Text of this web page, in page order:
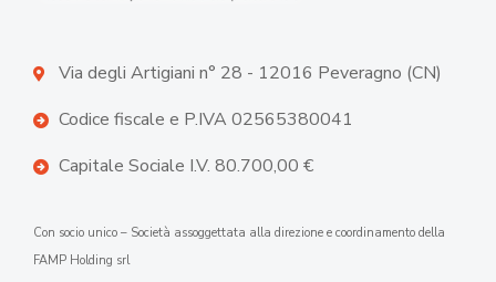
Via degli Artigiani n° 28 - 12016 Peveragno (CN)
Codice fiscale e P.IVA 02565380041
Capitale Sociale I.V. 80.700,00 €
Con socio unico – Società assoggettata alla direzione e coordinamento della
FAMP Holding srl